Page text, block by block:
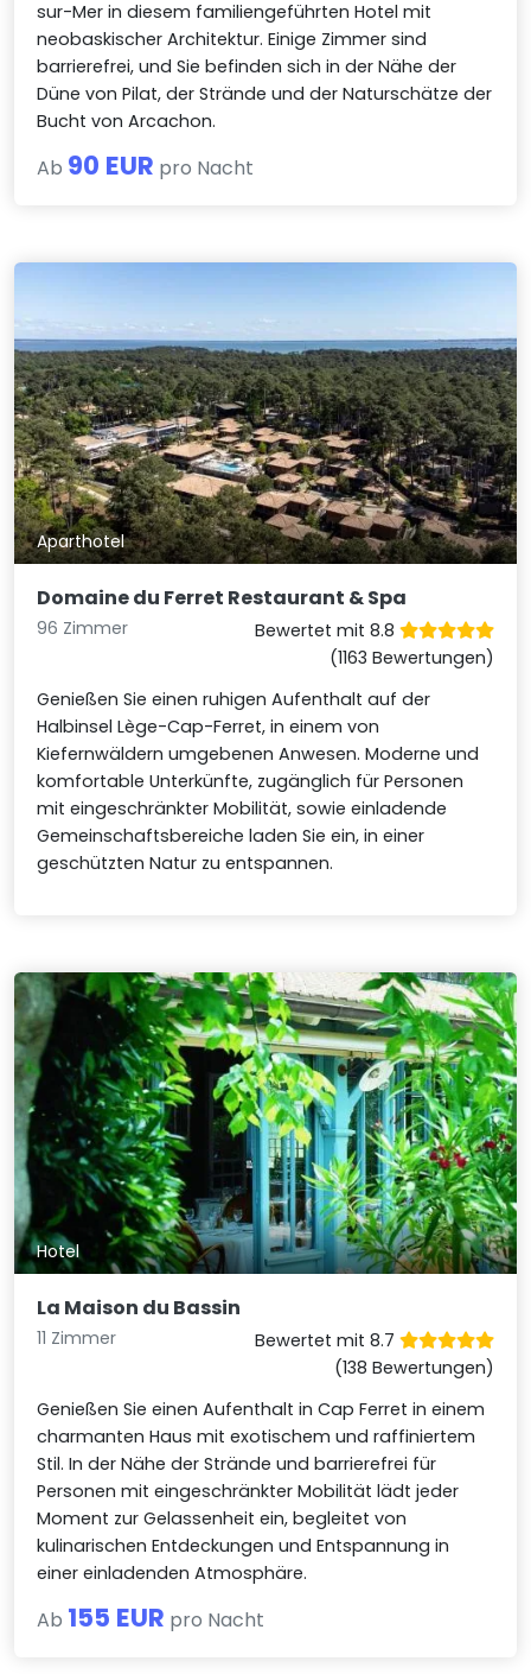
sur-Mer in diesem familiengeführten Hotel mit
neobaskischer Architektur. Einige Zimmer sind
barrierefrei, und Sie befinden sich in der Nähe der
Düne von Pilat, der Strände und der Naturschätze der
Bucht von Arcachon.
Ab 90 EUR pro Nacht
Aparthotel
Domaine du Ferret Restaurant & Spa
96 Zimmer
Bewertet mit 8.8
(1163 Bewertungen)
Genießen Sie einen ruhigen Aufenthalt auf der
Halbinsel Lège-Cap-Ferret, in einem von
Kiefernwäldern umgebenen Anwesen. Moderne und
komfortable Unterkünfte, zugänglich für Personen
mit eingeschränkter Mobilität, sowie einladende
Gemeinschaftsbereiche laden Sie ein, in einer
geschützten Natur zu entspannen.
Hotel
La Maison du Bassin
11 Zimmer
Bewertet mit 8.7
(138 Bewertungen)
Genießen Sie einen Aufenthalt in Cap Ferret in einem
charmanten Haus mit exotischem und raffiniertem
Stil. In der Nähe der Strände und barrierefrei für
Personen mit eingeschränkter Mobilität lädt jeder
Moment zur Gelassenheit ein, begleitet von
kulinarischen Entdeckungen und Entspannung in
einer einladenden Atmosphäre.
Ab 155 EUR pro Nacht